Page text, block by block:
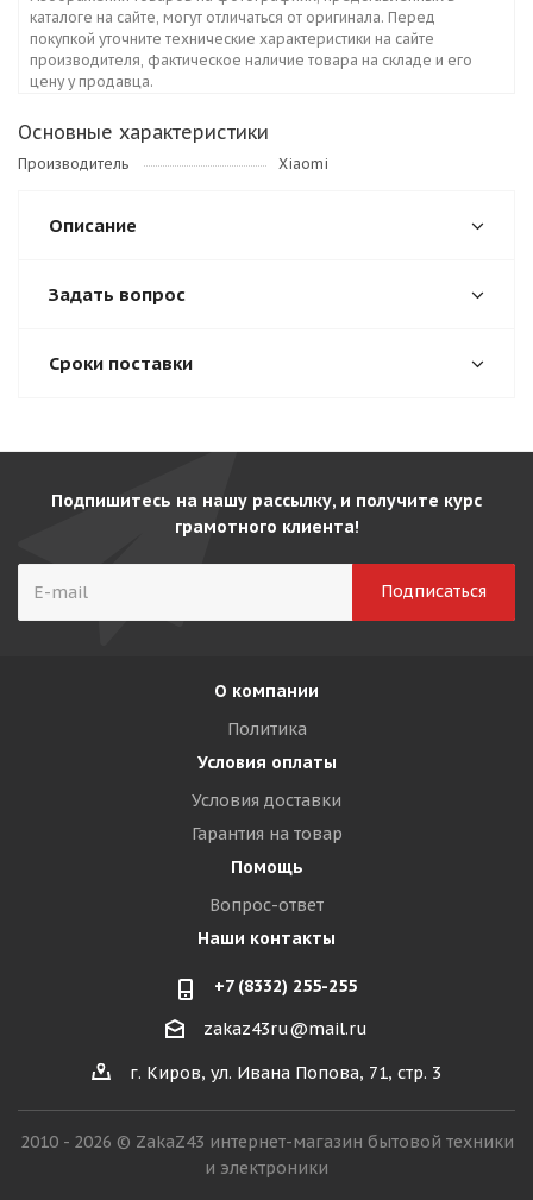
каталоге на сайте, могут отличаться от оригинала. Перед
покупкой уточните технические характеристики на сайте
производителя, фактическое наличие товара на складе и его
цену у продавца.
Основные характеристики
Производитель Xiaomi
Описание
Задать вопрос
Сроки поставки
Подпишитесь на нашу рассылку, и получите курс
грамотного клиента!
О компании
Политика
Условия оплаты
Условия доставки
Гарантия на товар
Помощь
Вопрос-ответ
Наши контакты
+7 (8332) 255-255
zakaz43ru@mail.ru
г. Киров, ул. Ивана Попова, 71, стр. 3
2010 - 2026 © ZakaZ43 интернет-магазин бытовой техники
и электроники